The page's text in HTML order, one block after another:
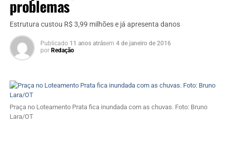
problemas
Estrutura custou R$ 3,99 milhões e já apresenta danos
Publicado 11 anos atrásem 4 de janeiro de 2016
por Redação
Praça no Loteamento Prata fica inundada com as chuvas. Foto: Bruno
Lara/OT